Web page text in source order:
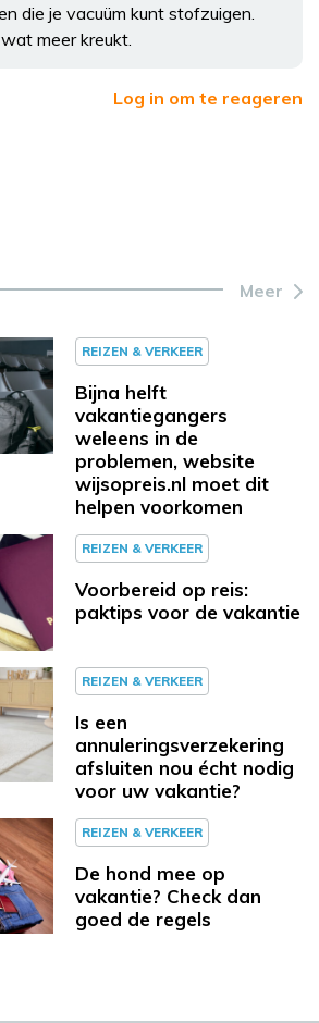
die je vacuüm kunt stofzuigen.
meer kreukt.
Log in om te reageren
Meer
REIZEN & VERKEER
Bijna helft
vakantiegangers
weleens in de
problemen, website
wijsopreis.nl moet dit
helpen voorkomen
REIZEN & VERKEER
Voorbereid op reis:
paktips voor de vakantie
REIZEN & VERKEER
Is een
annuleringsverzekering
afsluiten nou écht nodig
voor uw vakantie?
REIZEN & VERKEER
De hond mee op
vakantie? Check dan
goed de regels